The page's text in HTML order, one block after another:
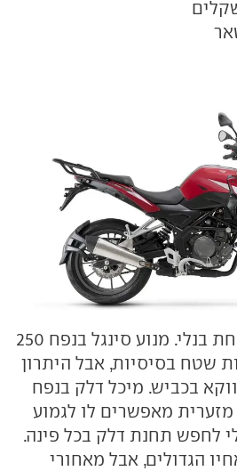
הבייבידוונצ'ר במשפחת בנלי. מנוע סינגל בנפח 250
שטח בסיסיות, אבל היתרון
בכביש. מיכל דלק בנפח
מזערית מאפשרים לו לגמוע
לחפש תחנת דלק בכל פינה.
הגדולים, אבל מאחורי